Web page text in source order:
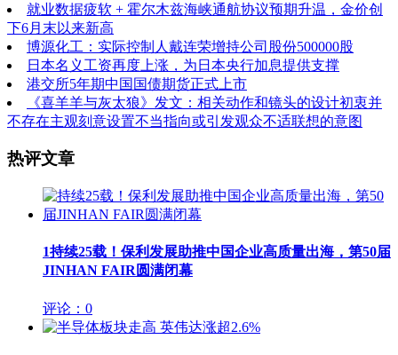
就业数据疲软 + 霍尔木兹海峡通航协议预期升温，金价创
下6月末以来新高
博源化工：实际控制人戴连荣增持公司股份500000股
日本名义工资再度上涨，为日本央行加息提供支撑
港交所5年期中国国债期货正式上市
《喜羊羊与灰太狼》发文：相关动作和镜头的设计初衷并
不存在主观刻意设置不当指向或引发观众不适联想的意图
热评文章
1持续25载！保利发展助推中国企业高质量出海，第50届
JINHAN FAIR圆满闭幕
评论：0